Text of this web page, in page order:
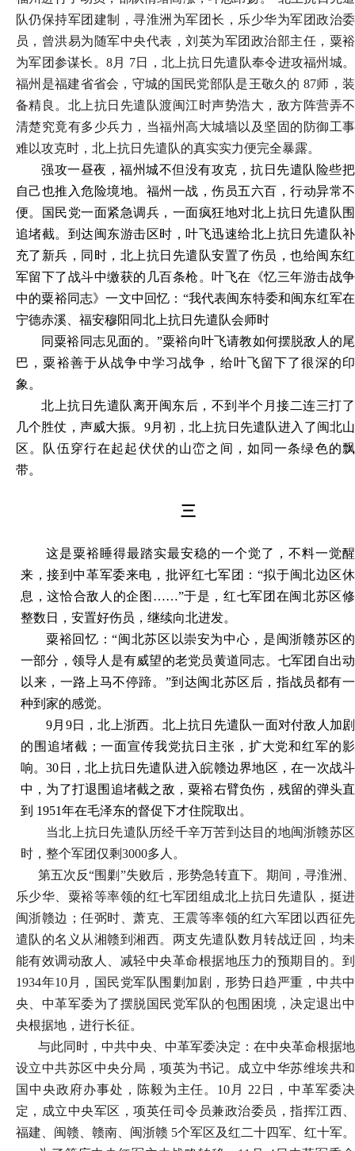
队仍保持军团建制，寻淮洲为军团长，乐少华为军团政治委
员，曾洪易为随军中央代表，刘英为军团政治部主任，粟裕
为军团参谋长。8月 7日，北上抗日先遣队奉令进攻福州城。
福州是福建省省会，守城的国民党部队是王敬久的 87师，装
备精良。北上抗日先遣队渡闽江时声势浩大，敌方阵营弄不
清楚究竟有多少兵力，当福州高大城墙以及坚固的防御工事
难以攻克时，北上抗日先遣队的真实实力便完全暴露。
强攻一昼夜，福州城不但没有攻克，抗日先遣队险些把
自己也推入危险境地。福州一战，伤员五六百，行动异常不
便。国民党一面紧急调兵，一面疯狂地对北上抗日先遣队围
追堵截。到达闽东游击区时，叶飞迅速给北上抗日先遣队补
充了新兵，同时，北上抗日先遣队安置了伤员，也给闽东红
军留下了战斗中缴获的几百条枪。叶飞在《忆三年游击战争
中的粟裕同志》一文中回忆：“我代表闽东特委和闽东红军在
宁德赤溪、福安穆阳同北上抗日先遣队会师时
同粟裕同志见面的。”粟裕向叶飞请教如何摆脱敌人的尾
巴，粟裕善于从战争中学习战争，给叶飞留下了很深的印
象。
北上抗日先遣队离开闽东后，不到半个月接二连三打了
几个胜仗，声威大振。9月初，北上抗日先遣队进入了闽北山
区。队伍穿行在起起伏伏的山峦之间，如同一条绿色的飘
带。
三
这是粟裕睡得最踏实最安稳的一个觉了，不料一觉醒
来，接到中革军委来电，批评红七军团：“拟于闽北边区休
息，这恰合敌人的企图……”于是，红七军团在闽北苏区修
整数日，安置好伤员，继续向北进发。
粟裕回忆：“闽北苏区以崇安为中心，是闽浙赣苏区的
一部分，领导人是有威望的老党员黄道同志。七军团自出动
以来，一路上马不停蹄。”到达闽北苏区后，指战员都有一
种到家的感觉。
9月9日，北上浙西。北上抗日先遣队一面对付敌人加剧
的围追堵截；一面宣传我党抗日主张，扩大党和红军的影
响。30日，北上抗日先遣队进入皖赣边界地区，在一次战斗
中，为了打退围追堵截之敌，粟裕右臂负伤，残留的弹头直
到 1951年在毛泽东的督促下才住院取出。
当北上抗日先遣队历经千辛万苦到达目的地闽浙赣苏区
时，整个军团仅剩3000多人。
第五次反“围剿”失败后，形势急转直下。期间，寻淮洲、
乐少华、粟裕等率领的红七军团组成北上抗日先遣队，挺进
闽浙赣边；任弼时、萧克、王震等率领的红六军团以西征先
遣队的名义从湘赣到湘西。两支先遣队数月转战迂回，均未
能有效调动敌人、减轻中央革命根据地压力的预期目的。到
1934年10月，国民党军队围剿加剧，形势日趋严重，中共中
央、中革军委为了摆脱国民党军队的包围困境，决定退出中
央根据地，进行长征。
与此同时，中共中央、中革军委决定：在中央革命根据地
设立中共苏区中央分局，项英为书记。成立中华苏维埃共和
国中央政府办事处，陈毅为主任。10月 22日，中革军委决
定，成立中央军区，项英任司令员兼政治委员，指挥江西、
福建、闽赣、赣南、闽浙赣 5个军区及红二十四军、红十军。